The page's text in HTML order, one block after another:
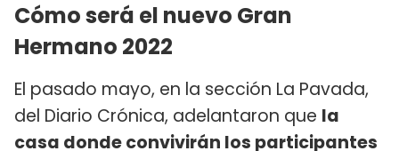
Cómo será el nuevo Gran
Hermano 2022
El pasado mayo, en la sección La Pavada,
del Diario Crónica, adelantaron que la
casa donde convivirán los participantes